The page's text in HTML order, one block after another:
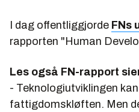
I dag offentliggjorde FNs
rapporten "Human
Les også FN-rapport
- Teknologiutviklingen
fattigdomskløften. Men